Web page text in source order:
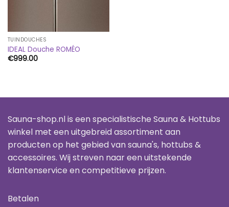
TUINDOUCHES
IDEAL Douche ROMÉO
€999.00
Sauna-shop.nl is een specialistische Sauna & Hottubs
winkel met een uitgebreid assortiment aan
producten op het gebied van sauna's, hottubs &
accessoires. Wij streven naar een uitstekende
klantenservice en competitieve prijzen.
Betalen